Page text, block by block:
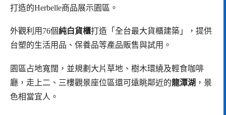
打造的Herbelle商品展示園區。
外觀利用76個純白貨櫃打造「全台最大貨櫃建築」，提供
台塑的生活用品、保養品等產品販售與試用。
園區占地寬闊，並規劃大片草地、樹木環繞及輕食咖啡
廳，走上二、三樓觀景座位區還可遠眺鄰近的龍潭湖 ，景
色相當宜人。